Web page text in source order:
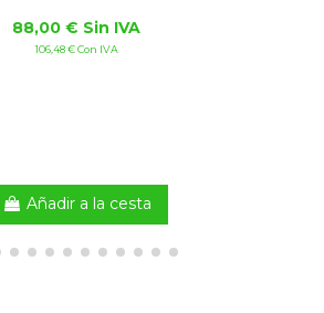
88,00 € Sin IVA
106,48 € Con IVA
Añadir a la cesta